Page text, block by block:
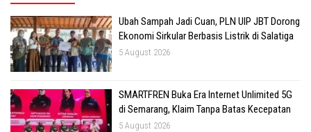
Ubah Sampah Jadi Cuan, PLN UIP JBT Dorong
Ekonomi Sirkular Berbasis Listrik di Salatiga
5 August 2026
SMARTFREN Buka Era Internet Unlimited 5G
di Semarang, Klaim Tanpa Batas Kecepatan
5 August 2026